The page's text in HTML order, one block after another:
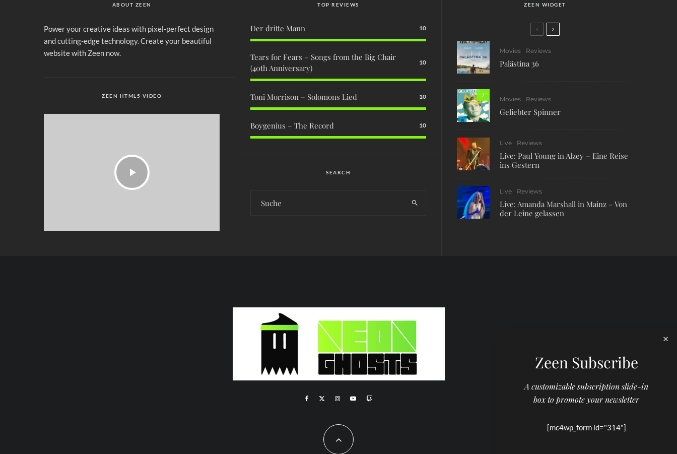
ABOUT ZEEN
Power your creative ideas with pixel-perfect design
and cutting-edge technology. Create your beautiful
website with Zeen now.
ZEEN HTML5 VIDEO
TOP REVIEWS
Der dritte Mann 10
Tears for Fears – Songs from the Big Chair
(40th Anniversary)
10
Toni Morrison – Solomons Lied 10
Boygenius – The Record 10
SEARCH
ZEEN WIDGET
Movies Reviews
Palästina 36
7
Movies Reviews
Geliebter Spinner
Live Reviews
Live: Paul Young in Alzey – Eine Reise
ins Gestern
Live Reviews
Live: Amanda Marshall in Mainz – Von
der Leine gelassen
Zeen Subscribe
A customizable subscription slide-in
box to promote your newsletter
[mc4wp_form id="314"]